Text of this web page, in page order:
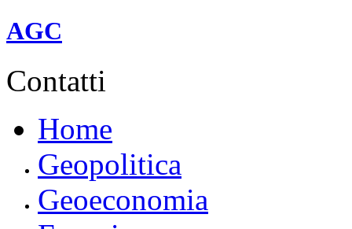
AGClinea A (rossa).
Contatti
Home
Geopolitica
Geoeconomia